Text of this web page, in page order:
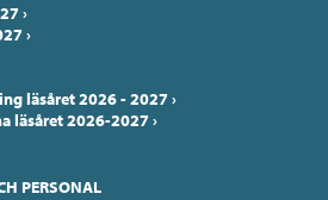
›
›
läsåret 2026 - 2027›
läsåret 2026-2027›
PERSONAL